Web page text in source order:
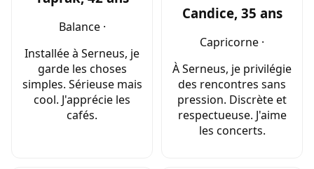
Balance ·
Installée à Serneus, je
garde les choses
simples. Sérieuse mais
cool. J'apprécie les
cafés.
Candice, 35 ans
Capricorne ·
À Serneus, je privilégie
des rencontres sans
pression. Discrète et
respectueuse. J'aime
les concerts.